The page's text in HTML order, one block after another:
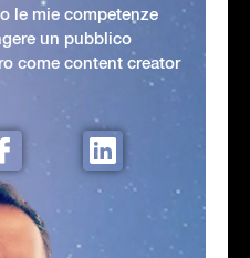
le mie competenze
un pubblico
come content creator